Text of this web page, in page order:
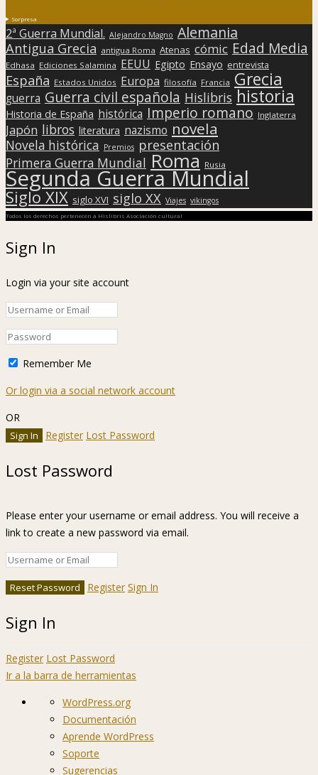
Sorpresa
2ª Guerra Mundial. Alejandro Magno Alemania
Antigua Grecia antigua Roma Atenas cómic Edad Media
Edhasa Ediciones Salamina EEUU Egipto Ensayo entrevista
España Estados Unidos Europa filosofía Francia Grecia
guerra Guerra civil española Hislibris historia
Historia de España histórica Imperio romano Inglaterra
Japón libros literatura nazismo novela
Novela histórica Premios presentación
Primera Guerra Mundial Roma Rusia
Segunda Guerra Mundial
Siglo XIX siglo XVI siglo XX Viajes vikingos
Todos los derechos pertenecen a Hislibris Asociación cultural
Sign In
Login via your site account
Remember Me
Or login via a social network account
OR
Register Lost Password
Lost Password
Please enter your username or email address. You will receive a
link to create a new password via email.
Register Sign In
Sign In
Register Lost Password
Ir a la barra de herramientas
Acerca
WordPress
WordPress.org
Documentación
Aprende WordPress
Soporte
Sugerencias